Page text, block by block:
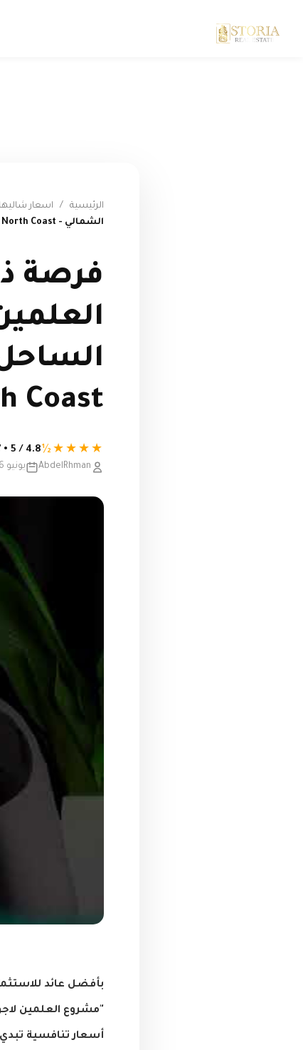
الرئيسية / اسعار
الشمالي - El Alamein Lagoons Village North Coast
فرصة
Coast
★★★★½4.8 / 5 • 247 تقييم
AbdelRhman يونيو 26, 2025
بأفضل عائد
"مشروع العلمين
أسعار تنافسية تبدي من 2,900,000